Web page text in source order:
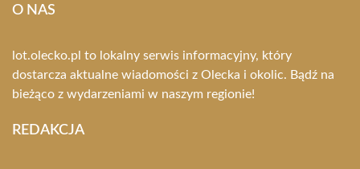
O NAS
lot.olecko.pl to lokalny serwis informacyjny, który
dostarcza aktualne wiadomości z Olecka i okolic. Bądź na
bieżąco z wydarzeniami w naszym regionie!
REDAKCJA